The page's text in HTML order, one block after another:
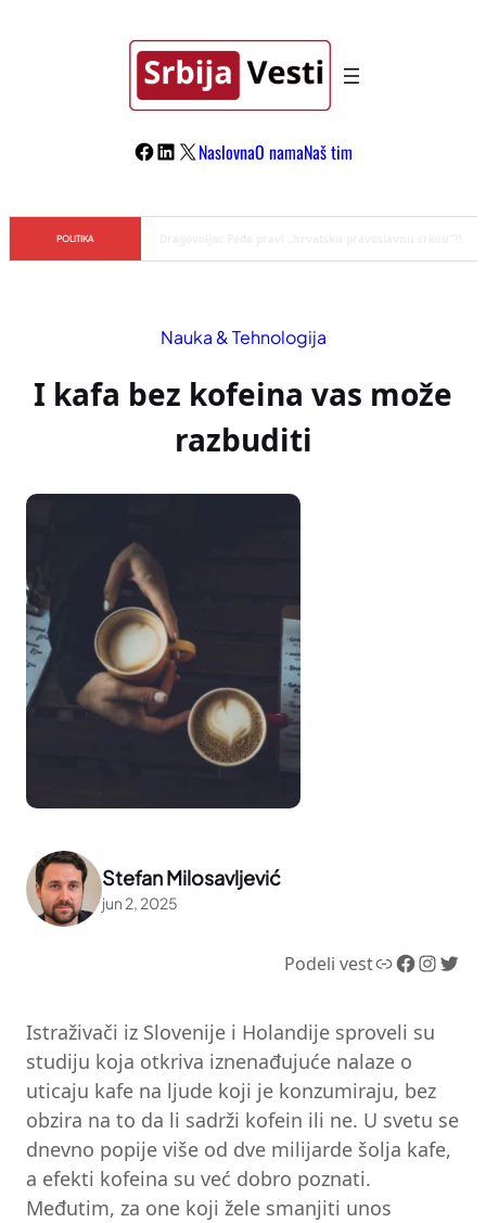
Facebook
LinkedIn
X NaslovnaO namaNaš tim
POLITIKA
Nauka & Tehnologija
I kafa bez kofeina vas može
razbuditi
Stefan Milosavljević
jun 2, 2025
Podeli vestLink Facebook InstagramTwitter
Istraživači iz Slovenije i Holandije sproveli su
studiju koja otkriva iznenađujuće nalaze o
uticaju kafe na ljude koji je konzumiraju, bez
obzira na to da li sadrži kofein ili ne. U svetu se
dnevno popije više od dve milijarde šolja kafe,
a efekti kofeina su već dobro poznati.
Međutim, za one koji žele smanjiti unos